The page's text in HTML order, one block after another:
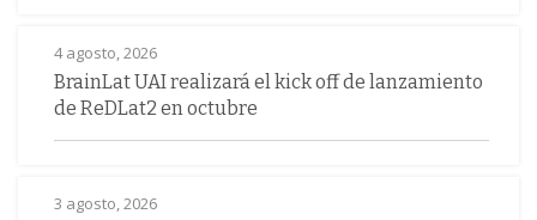
4 agosto, 2026
BrainLat UAI realizará el kick off de lanzamiento
de ReDLat2 en octubre
3 agosto, 2026